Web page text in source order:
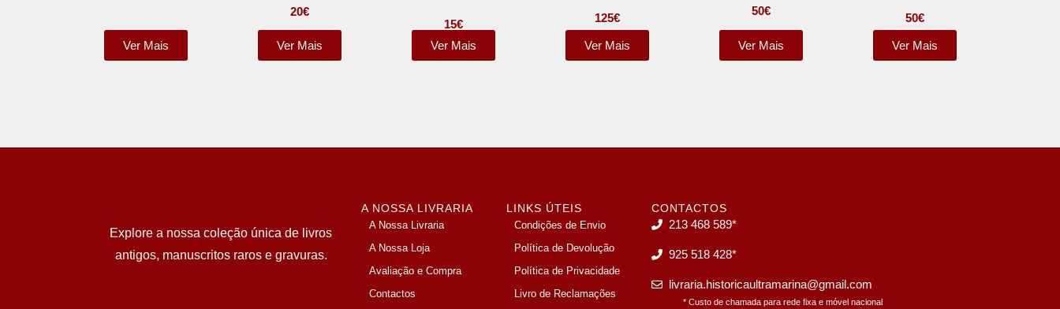
Ver Mais
20€
Ver Mais
15€
Ver Mais
125€
Ver Mais
50€
Ver Mais
50€
Ver Mais
Explore a nossa coleção única de livros
antigos, manuscritos raros e gravuras.
A NOSSA LIVRARIA
A Nossa Livraria
A Nossa Loja
Avaliação e Compra
Contactos
LINKS ÚTEIS
Condições de Envio
Política de Devolução
Política de Privacidade
Livro de Reclamações
CONTACTOS
213 468 589*
925 518 428*
livraria.historicaultramarina@gmail.com
* Custo de chamada para rede fixa e móvel nacional